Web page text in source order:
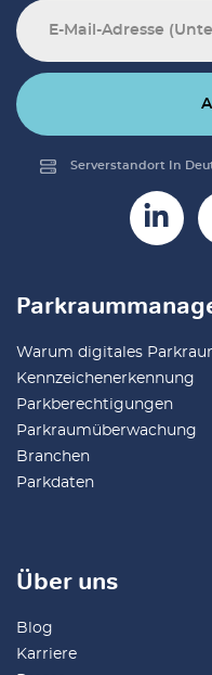
Serverstandort In
Warum digitales
Kennzeichenerkennung
Parkberechtigungen
Parkraumüberwachung
Branchen
Parkdaten
Über uns
Blog
Karriere